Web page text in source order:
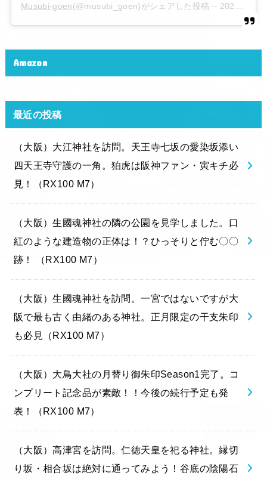
Musubi-goen(@musubi_goen)がシェアした投稿 – 2020年 6月月6日午後10時15分PDT
Amazon
最近の投稿
（大阪）大江神社を訪問。天王寺七坂の愛染坂添い
四天王寺守護の一角。狛虎は阪神ファン・寅キチ必
見！（RX100 M7）
（大阪）生國魂神社の隣の公園を見学しました。口
紅のような建造物の正体は！？ひっそりと佇む〇〇
跡！ （RX100 M7）
（大阪）生國魂神社を訪問。一宮ではないですが大
阪で最も古く由緒のある神社。正月限定の干支朱印
も必見（RX100 M7）
（大阪）大鳥大社の月替り御朱印Season1完了。コ
ンプリート記念品が素敵！！今後の続行予定も発
表！（RX100 M7）
（大阪）高津宮を訪問。仁徳天皇を祀る神社。縁切
り坂・相合坂は絶対に通ってみよう！谷底の陰陽石